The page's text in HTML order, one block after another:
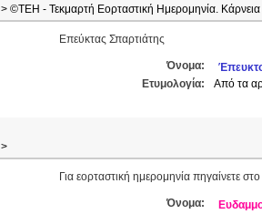
> ©ΤΕΗ - Τεκμαρτή Εορταστική Ημερομηνία. Κάρνεια
Επεύκτας Σπαρτιάτης
Όνομα:
Ετυμολογία:
Από τα
>
Για εορταστική ημερομηνία πηγαίνετε
Όνομα: